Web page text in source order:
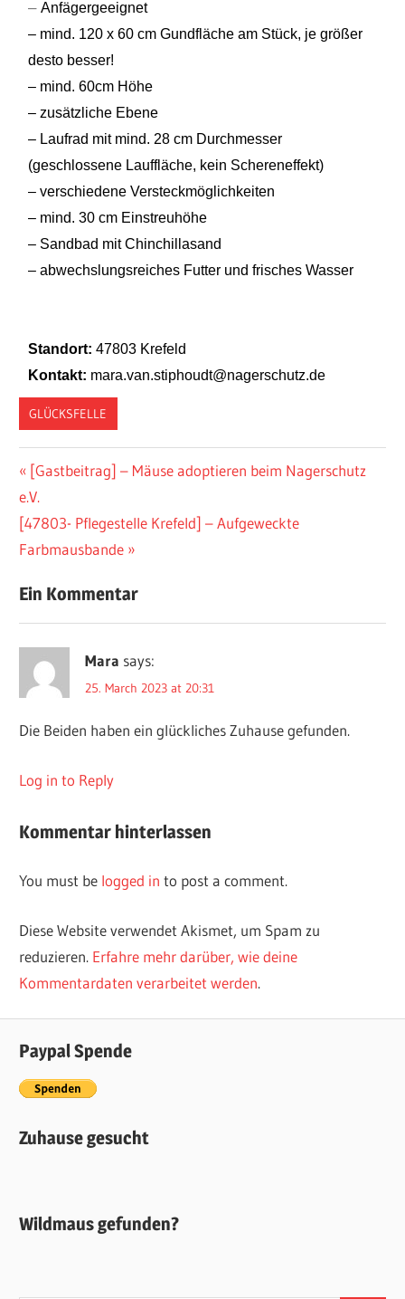
–Anfägergeeignet
– mind. 120 x 60 cm Gundfläche am Stück, je größer
desto besser!
– mind. 60cm Höhe
– zusätzliche Ebene
– Laufrad mit mind. 28 cm Durchmesser
(geschlossene Lauffläche, kein Schereneffekt)
– verschiedene Versteckmöglichkeiten
– mind. 30 cm Einstreuhöhe
– Sandbad mit Chinchillasand
– abwechslungsreiches Futter und frisches Wasser
Standort: 47803 Krefeld
Kontakt: mara.van.stiphoudt@nagerschutz.de
GLÜCKSFELLE
[Gastbeitrag] – Mäuse adoptieren beim Nagerschutz
e.V.
[47803- Pflegestelle Krefeld] – Aufgeweckte
Farbmausbande
Ein Kommentar
Mara says:
25. March 2023 at 20:31
Die Beiden haben ein glückliches Zuhause gefunden.
Log in to Reply
Kommentar hinterlassen
You must be logged in to post a comment.
Diese Website verwendet Akismet, um Spam zu
reduzieren. Erfahre mehr darüber, wie deine
Kommentardaten verarbeitet werden.
Paypal Spende
Zuhause gesucht
Wildmaus gefunden?